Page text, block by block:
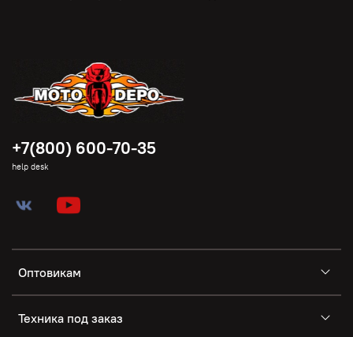
Оптовикам
Техника под заказ
+7(800) 600-70-35
help desk